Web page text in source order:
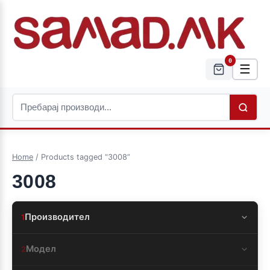
0
☰
Home / Products tagged “3008”
3008
1Производител
2Модел